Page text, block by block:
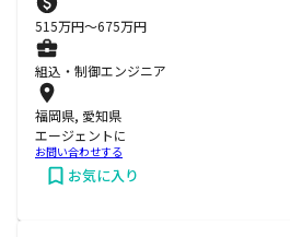
515万円〜675万円
組込・制御エンジニア
福岡県, 愛知県
エージェントに
お問い合わせする
お気に入り